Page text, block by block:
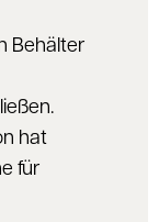
Behälter
hat
für